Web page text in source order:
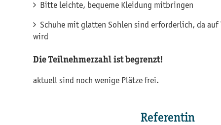
Bitte leichte, bequeme Kleidung mitbringen
Schuhe mit glatten Sohlen sind erforderlich, da auf
wird
Die Teilnehmerzahl ist begrenzt!
aktuell sind noch wenige Plätze frei.
Referentin